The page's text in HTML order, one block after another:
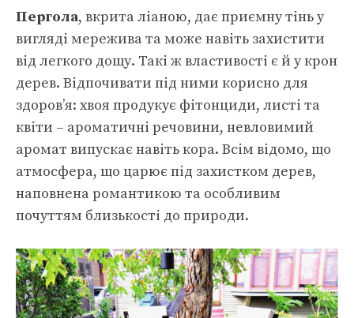
Пергола, вкрита ліаною, дає приємну тінь у
вигляді мережива та може навіть захистити
від легкого дощу. Такі ж властивості є й у крон
дерев. Відпочивати під ними корисно для
здоров’я: хвоя продукує фітонциди, листі та
квіти – ароматичні речовини, невловимий
аромат випускає навіть кора. Всім відомо, що
атмосфера, що царює під захистком дерев,
наповнена романтикою та особливим
почуттям близькості до природи.